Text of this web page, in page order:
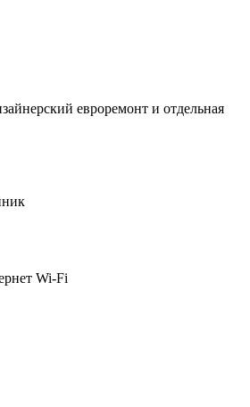
евроремонт и отдельная
Wi-Fi